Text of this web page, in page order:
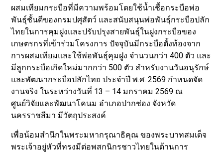
ผสมเทียมกระบือที่มีความพร้อมโดยใช้น้ำเชื้อกระบือพ่อ
พันธุ์ชั้นดีของกรมปศุสัตว์ และสนับสนุนพ่อพันธุ์กระบือปลัก
ไทยในการคุมฝูงและปรับปรุงสายพันธุ์ในฝูงกระบือของ
เกษตรกรที่เข้าร่วมโครงการ ปัจจุบันมีกระบือตั้งท้องจาก
การผสมเทียมและใช้พ่อพันธุ์คุมฝูง จำนวนกว่า 400 ตัว และ
มีลูกกระบือเกิดใหม่มากกว่า 500 ตัว สำหรับงานวันอนุรักษ์
และพัฒนากระบือปลักไทย ประจำปี พ.ศ. 2569 กำหนดจัด
งานจริง ในระหว่างวันที่ 13 – 14 มกราคม 2569 ณ
ศูนย์วิจัยและพัฒนาโคนม อำเภอปากช่อง จังหวัด
นครราชสีมา มีวัตถุประสงค์
เพื่อน้อมสำนึกในพระมหากรุณาธิคุณ ของพระบาทสมเด็จ
พระเจ้าอยู่หัวที่ทรงมีต่อพสกนิกรชาวไทยในด้านการ